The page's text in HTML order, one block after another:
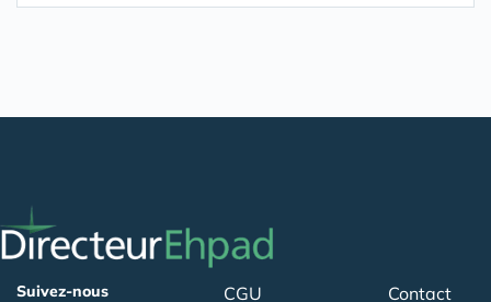
Suivez-nous
CGU
Contact